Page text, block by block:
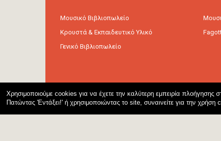
Χρησιμοποιούμε cookies για να έχετε την καλύτερη εμπειρία πλοήγησης
Πατώντας 'Εντάξει!' ή χρησιμοποιώντας το site, συναινείτε για την
Μουσικό Βιβλιοπωλείο
Κρουστά & Εκπαιδευτικό Υλικό
Γενικό Βιβλιοπωλείο